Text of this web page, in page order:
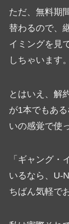
ただ、無料期
替わるので、
イミングを見
しちゃいます。
とはいえ、解
が1本でもあ
いの感覚で使
「ギャング・
いるなら、U-
ちばん気軽で